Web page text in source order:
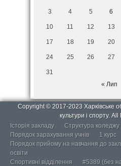
3 4 5 6
10 11 12 13
17 18 19 20
24 25 26 27
31
« Лип
Copyright © 2017-2023 Харківське
культури і спорту.
Історія закладу
Структура коледжу
Порядок зарахування учнів
1 курс
Порядок прийому на навчання до
освіти
Спортивні відділення
#5389 (без